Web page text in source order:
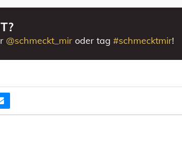
@schmeckt_miroder tag #schmecktmir!